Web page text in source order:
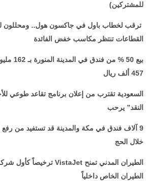
للمشتركين)
ترقب لخطاب باول في جاكسون هول.. ومحللون
القطاعات تنتظر مكاسب خفض الفائدة
بيع 50 %
457 ألف ريال
السعودية تقترب من إعلان برنامج تقاعد طوعي
النقد” يرحب
9 آلاف فندق في مكة والمدينة قد تستفيد من رفع
خلال الحج
الطيران المدني تمنح VistaJet ترخيصاً كأول
الطيران الخاص داخلياً